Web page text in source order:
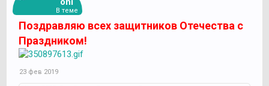
В теме
Поздравляю всех защитников Отечества с
Праздником!
23 фев 2019